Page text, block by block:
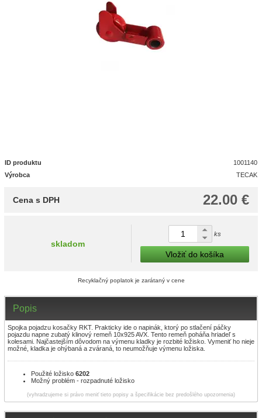
ID produktu
1001140
Výrobca
TECAK
22.00 €
Cena s DPH
skladom
ks
Vložiť do košíka
Recyklačný poplatok je zarátaný v cene
Popis
Spojka pojadzu kosačky RKT. Prakticky ide o napinák, ktorý po stlačení páčky
pojazdu napne zubatý klinový remeň 10x925 AVX. Tento remeň poháňa hriadeľ s
kolesami. Najčastejším dôvodom na výmenu kladky je rozbité ložisko. Vymeniť ho nieje
možné, kladka je ohýbaná a zváraná, to neumožňuje výmenu ložiska.
Použité ložisko 6202
Možný problém - rozpadnuté ložisko
(vyhradzujeme si právo meniť tieto popisy a špecifikácie bez predošlého upozornenia)